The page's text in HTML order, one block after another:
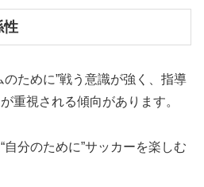
性
のために”戦う意識が強く、指導
重視される傾向があります。
分のために”サッカーを楽しむ